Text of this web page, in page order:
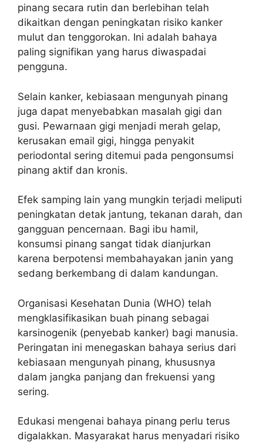
pinang secara rutin dan berlebihan telah
dikaitkan dengan peningkatan risiko kanker
mulut dan tenggorokan. Ini adalah bahaya
paling signifikan yang harus diwaspadai
pengguna.
Selain kanker, kebiasaan mengunyah pinang
juga dapat menyebabkan masalah gigi dan
gusi. Pewarnaan gigi menjadi merah gelap,
kerusakan email gigi, hingga penyakit
periodontal sering ditemui pada pengonsumsi
pinang aktif dan kronis.
Efek samping lain yang mungkin terjadi meliputi
peningkatan detak jantung, tekanan darah, dan
gangguan pencernaan. Bagi ibu hamil,
konsumsi pinang sangat tidak dianjurkan
karena berpotensi membahayakan janin yang
sedang berkembang di dalam kandungan.
Organisasi Kesehatan Dunia (WHO) telah
mengklasifikasikan buah pinang sebagai
karsinogenik (penyebab kanker) bagi manusia.
Peringatan ini menegaskan bahaya serius dari
kebiasaan mengunyah pinang, khususnya
dalam jangka panjang dan frekuensi yang
sering.
Edukasi mengenai bahaya pinang perlu terus
digalakkan. Masyarakat harus menyadari risiko